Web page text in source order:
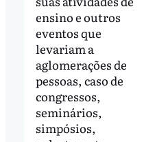
ensino e outros
eventos que
levariam a
aglomerações de
pessoas, caso de
congressos,
seminários,
simpósios,